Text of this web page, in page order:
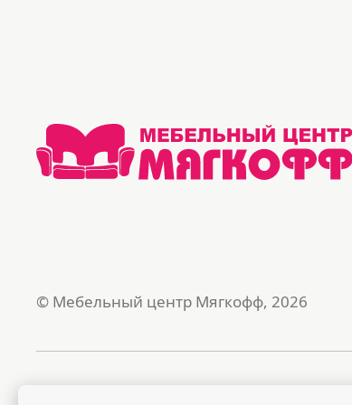
© Мебельный центр Мягкофф, 2026